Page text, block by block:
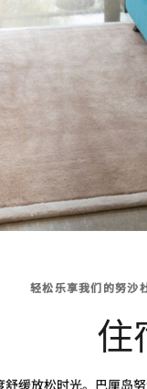
轻松乐享我们的努沙
住
缓放松时光。巴厘岛